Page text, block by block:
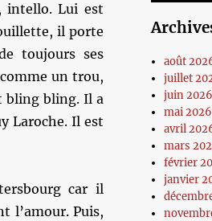
intello. Lui est
il porte
toujours ses
un trou,
bling bling. Il a
Laroche. Il est
car il
l’amour. Puis,
août
juillet
juin 2026
mai 2026
avril
mars
février
janvier